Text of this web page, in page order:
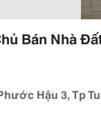
Bán Nhà
Hậu 3, Tp